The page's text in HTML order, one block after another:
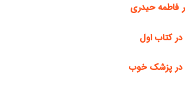
فاطمه حیدری
کتاب اول
در پزشک خوب